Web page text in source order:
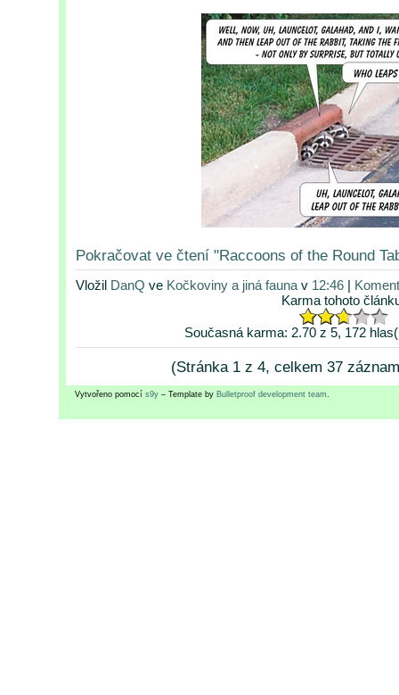
Pokračovat ve čtení "Raccoons of the Round
Vložil DanQ ve Kočkoviny a jiná faunav 12:46|
Karma tohoto
Současná karma: 2.70 z 5, 172
(Stránka 1 z 4, celkem 37
Vytvořeno pomocí s9y– Template by Bulletproof development team